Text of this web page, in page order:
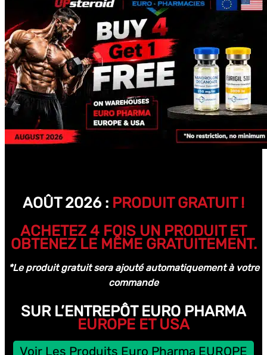
AOÛT 2026 : PRODUIT GRATUIT !
ACHETEZ 4 FOIS UN PRODUIT ET
OBTENEZ LE MÊME GRATUITEMENT.
*Le produit gratuit sera ajouté automatiquement à votre
commande
SUR L’ENTREPÔT EURO PHARMA
EUROPE ET USA
Voir Les Produits Euro Pharma EUROPE